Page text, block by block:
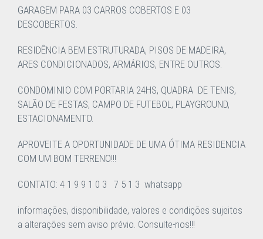
GARAGEM PARA 03 CARROS COBERTOS E 03
DESCOBERTOS.
RESIDÊNCIA BEM ESTRUTURADA, PISOS DE MADEIRA,
ARES CONDICIONADOS, ARMÁRIOS, ENTRE OUTROS.
CONDOMINIO COM PORTARIA 24HS, QUADRA DE TENIS,
SALÃO DE FESTAS, CAMPO DE FUTEBOL, PLAYGROUND,
ESTACIONAMENTO.
APROVEITE A OPORTUNIDADE DE UMA ÓTIMA RESIDENCIA
COM UM BOM TERRENO!!!
CONTATO: 4 1 9 9 1 0 3 7 5 1 3 whatsapp
informações, disponibilidade, valores e condições sujeitos
a alterações sem aviso prévio. Consulte-nos!!!